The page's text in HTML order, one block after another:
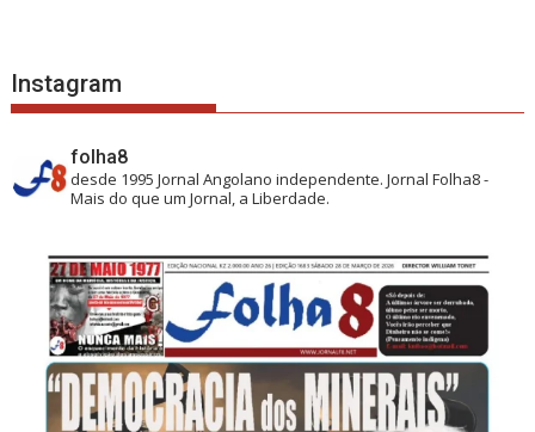
Instagram
folha8
desde 1995 Jornal Angolano independente.Jornal Folha8 -
Mais do que um Jornal, a Liberdade.